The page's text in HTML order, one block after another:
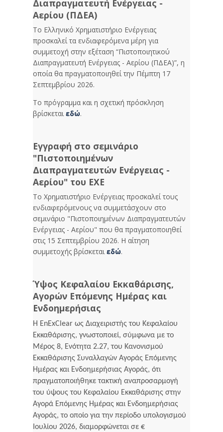
Διαπραγματευτή Ενέργειας -
Αερίου (ΠΔΕΑ)
Το Ελληνικό Χρηματιστήριο Ενέργειας
προσκαλεί τα ενδιαφερόμενα μέρη για
συμμετοχή στην εξέταση “Πιστοποιητικού
Διαπραγματευτή Ενέργειας - Αερίου (ΠΔΕΑ)”, η
οποία θα πραγματοποιηθεί την Πέμπτη 17
Σεπτεμβρίου 2026.
Το πρόγραμμα και η σχετική πρόσκληση
βρίσκεταιεδώ.
Εγγραφή στο σεμινάριο
"Πιστοποιημένων
Διαπραγματευτών Ενέργειας -
Αερίου" του ΕΧΕ
Το Χρηματιστήριο Ενέργειας προσκαλεί τους
ενδιαφερόμενους να συμμετάσχουν στο
σεμινάριο "Πιστοποιημένων Διαπραγματευτών
Ενέργειας - Αερίου" που θα πραγματοποιηθεί
στις 15 Σεπτεμβρίου 2026. Η αίτηση
συμμετοχής βρίσκεταιεδώ.
Ύψος Κεφαλαίου Εκκαθάρισης,
Αγορών Επόμενης Ημέρας και
Ενδοημερήσιας
Η EnExClear ως Διαχειριστής του Κεφαλαίου
Εκκαθάρισης, γνωστοποιεί, σύμφωνα με το
Μέρος 8, Ενότητα 2.27, του Κανονισμού
Εκκαθάρισης Συναλλαγών Αγοράς Επόμενης
Ημέρας και Ενδοημερήσιας Αγοράς, ότι
πραγματοποιήθηκε τακτική αναπροσαρμογή
του ύψους του Κεφαλαίου Εκκαθάρισης στην
Αγορά Επόμενης Ημέρας και Ενδοημερήσιας
Αγοράς, το οποίο για την περίοδο υπολογισμού
Ιουλίου 2026, διαμορφώνεται σε €